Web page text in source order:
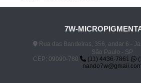
7W-
Rua das Bandeiras, 356, andar 6 -
São Paulo - SP
CEP: 09090-780
(11) 4436-7861
nando7w@gmail.com